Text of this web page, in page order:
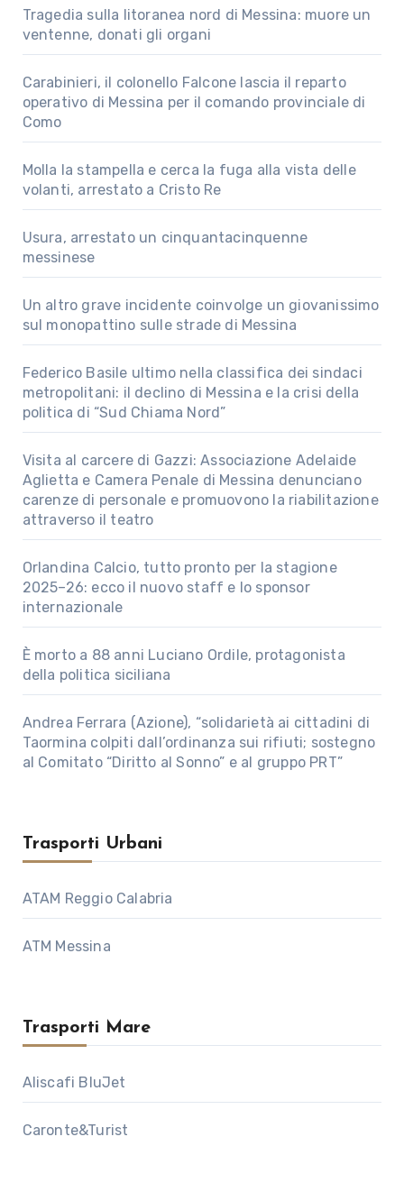
Tragedia sulla litoranea nord di Messina: muore un
ventenne, donati gli organi
Carabinieri, il colonello Falcone lascia il reparto
operativo di Messina per il comando provinciale di
Como
Molla la stampella e cerca la fuga alla vista delle
volanti, arrestato a Cristo Re
Usura, arrestato un cinquantacinquenne
messinese
Un altro grave incidente coinvolge un giovanissimo
sul monopattino sulle strade di Messina
Federico Basile ultimo nella classifica dei sindaci
metropolitani: il declino di Messina e la crisi della
politica di “Sud Chiama Nord”
Visita al carcere di Gazzi: Associazione Adelaide
Aglietta e Camera Penale di Messina denunciano
carenze di personale e promuovono la riabilitazione
attraverso il teatro
Orlandina Calcio, tutto pronto per la stagione
2025–26: ecco il nuovo staff e lo sponsor
internazionale
È morto a 88 anni Luciano Ordile, protagonista
della politica siciliana
Andrea Ferrara (Azione), “solidarietà ai cittadini di
Taormina colpiti dall’ordinanza sui rifiuti; sostegno
al Comitato “Diritto al Sonno” e al gruppo PRT”
Trasporti Urbani
ATAM Reggio Calabria
ATM Messina
Trasporti Mare
Aliscafi BluJet
Caronte&Turist